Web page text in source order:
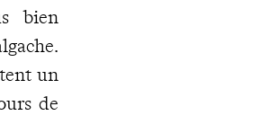
bien
un
de